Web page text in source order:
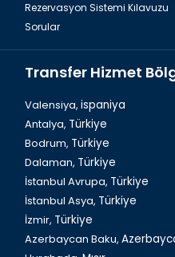
Trabzonda
Rezervasyon Sistemi Kılavuzu
Sorular
Transfer Hizmet
Valensiya, ispaniya
Antalya, Türkiye
Bodrum, Türkiye
Dalaman, Türkiye
İstanbul Avrupa, Türkiye
İstanbul Asya, Türkiye
İzmir, Türkiye
Azerbaycan Baku,